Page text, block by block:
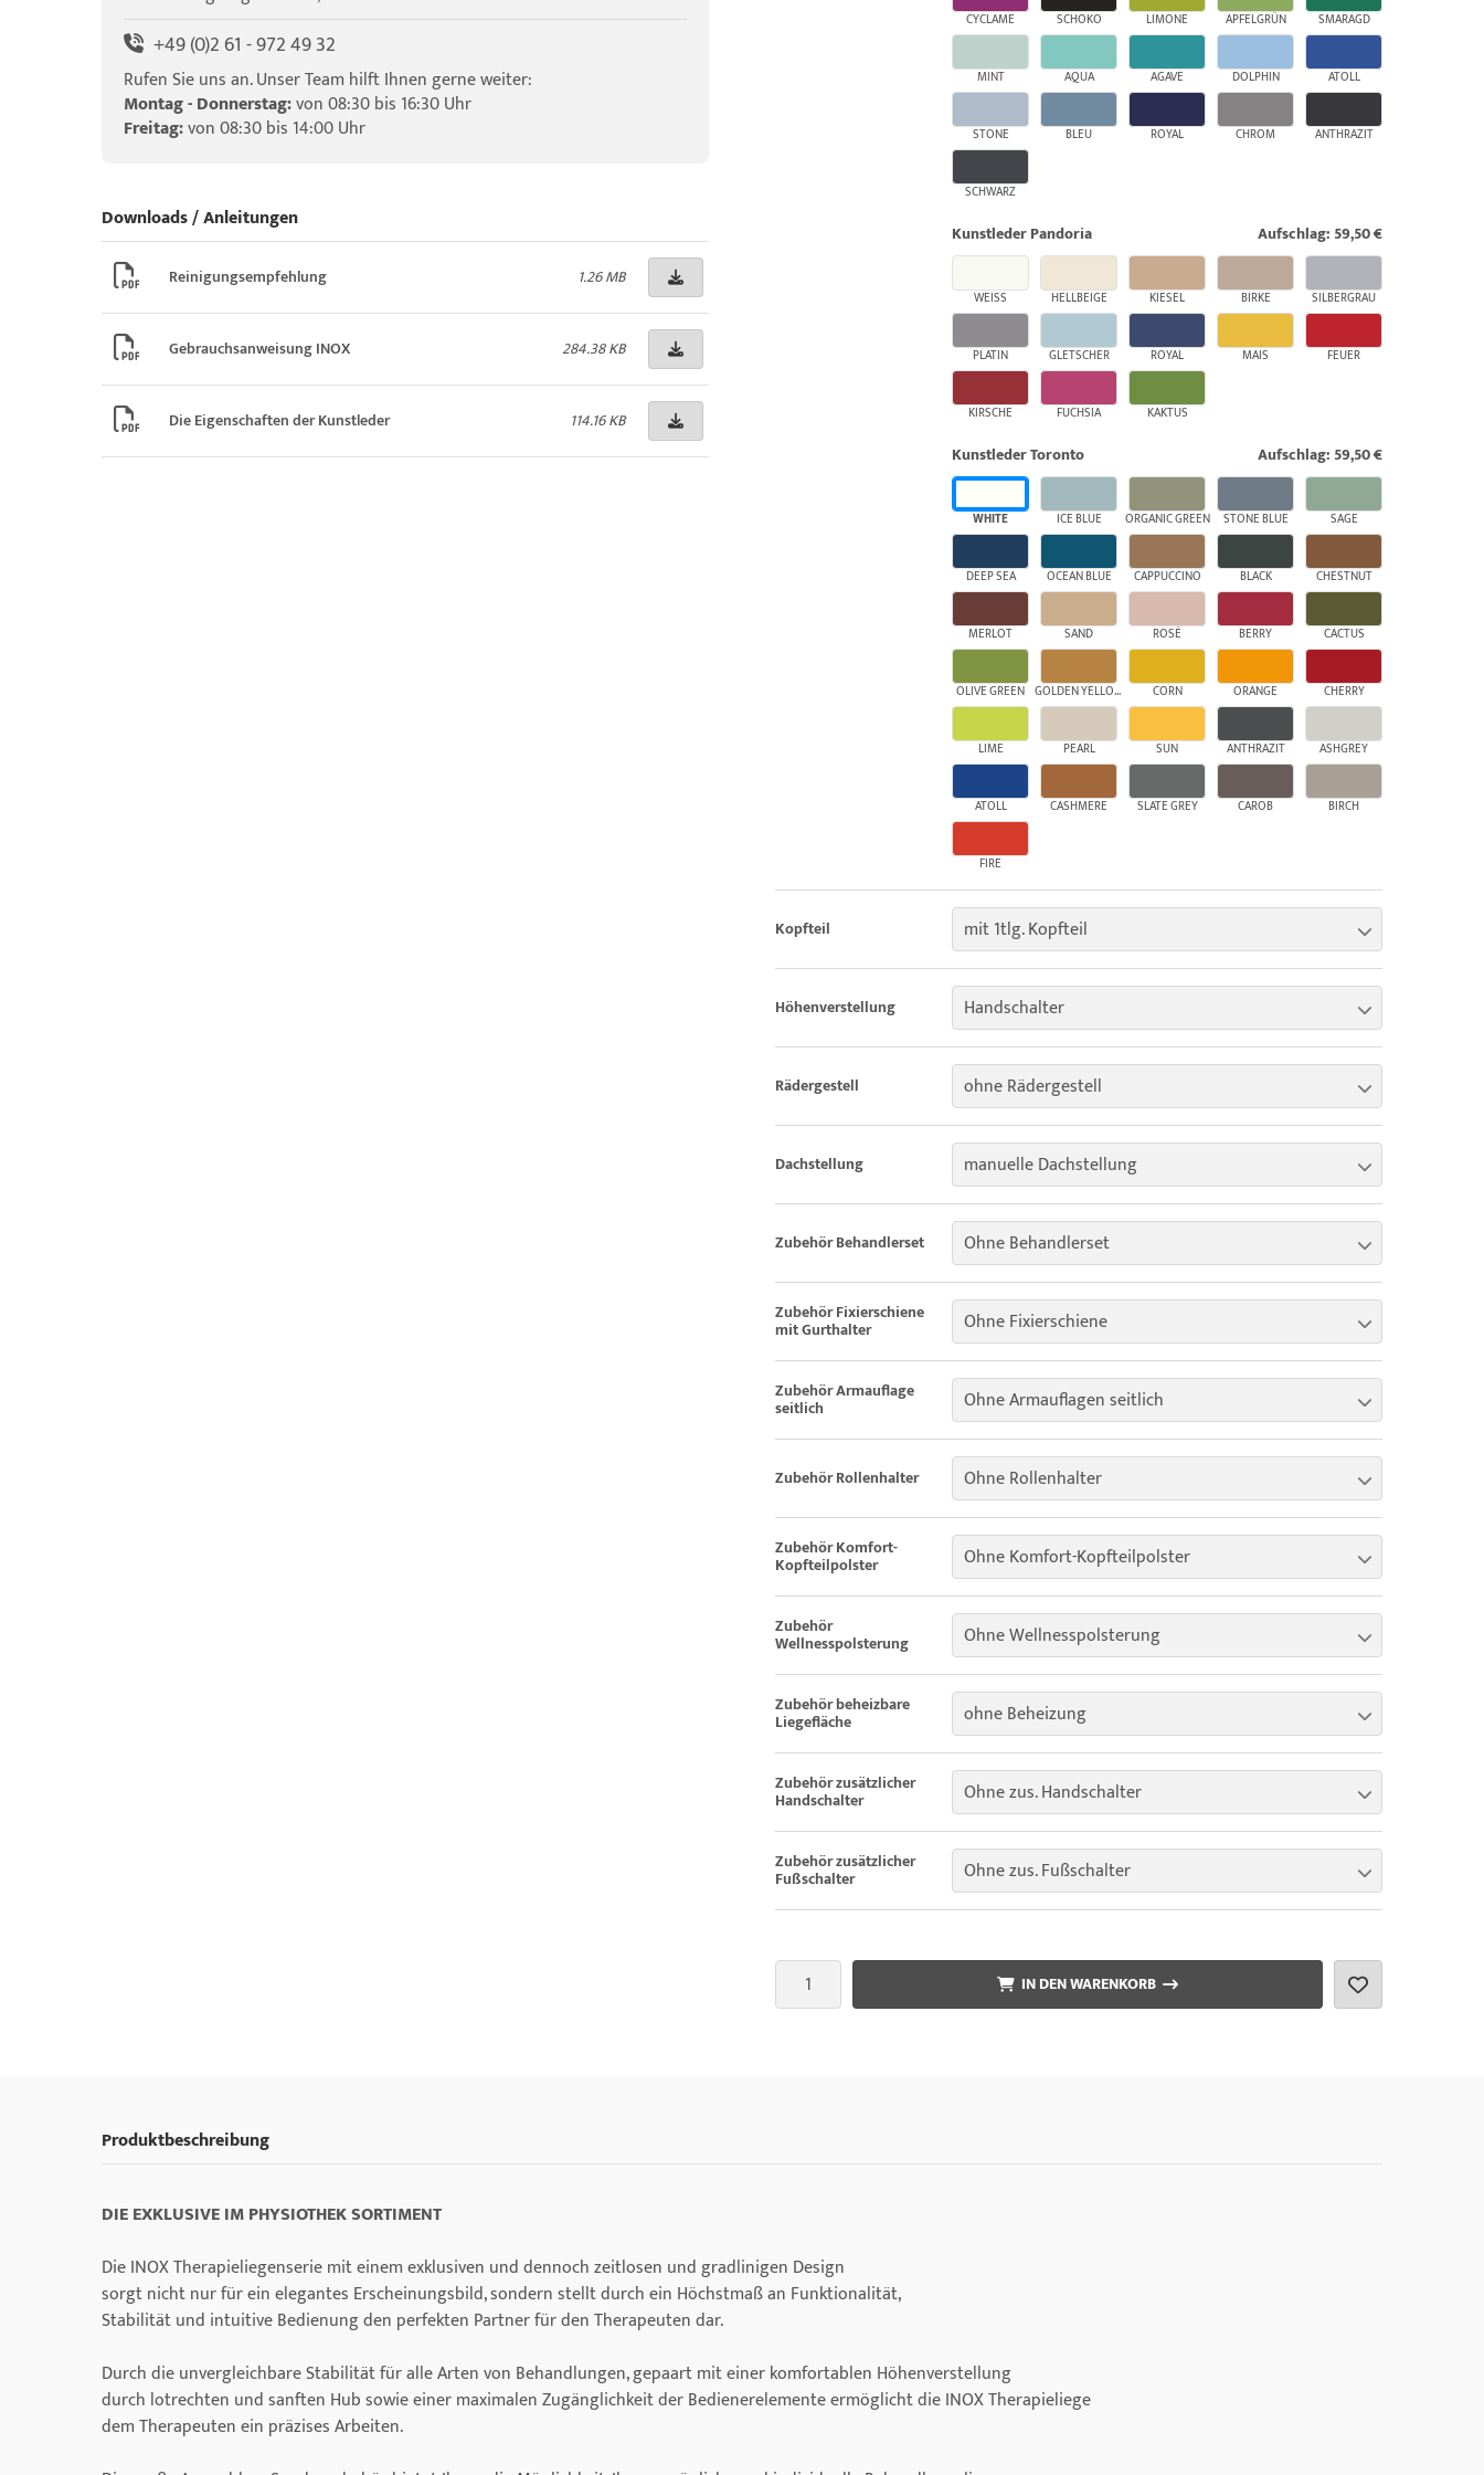
+49 (0)2 61 - 972 49 32
Rufen Sie uns an. Unser Team hilft Ihnen gerne weiter:
Montag - Donnerstag:von 08:30 bis 16:30 Uhr
Freitag:von 08:30 bis 14:00 Uhr
Downloads / Anleitungen
Reinigungsempfehlung 1.26 MB
Gebrauchsanweisung INOX 284.38 KB
Die Eigenschaften der Kunstleder 114.16 KB
CYCLAME SCHOKO LIMONE APFELGRÜN SMARAGD
MINT AQUA AGAVE DOLPHIN ATOLL
STONE BLEU ROYAL CHROM ANTHRAZIT
SCHWARZ
Kunstleder Pandoria Aufschlag: 59,50 €
WEISS HELLBEIGE KIESEL BIRKE SILBERGRAU
PLATIN GLETSCHER ROYAL MAIS FEUER
KIRSCHE FUCHSIA KAKTUS
Kunstleder Toronto Aufschlag: 59,50 €
WHITE ICE BLUE ORGANIC GREEN STONE BLUE SAGE
DEEP SEA OCEAN BLUE CAPPUCCINO BLACK CHESTNUT
MERLOT SAND ROSÉ BERRY CACTUS
OLIVE GREEN GOLDEN YELLOW CORN ORANGE CHERRY
LIME PEARL SUN ANTHRAZIT ASHGREY
ATOLL CASHMERE SLATE GREY CAROB BIRCH
FIRE
Kopfteil mit 1tlg. Kopfteil
Höhenverstellung Handschalter
Rädergestell ohne Rädergestell
Dachstellung manuelle Dachstellung
Zubehör Behandlerset Ohne Behandlerset
Zubehör Fixierschiene
mit Gurthalter Ohne Fixierschiene
Zubehör Armauflage
seitlich Ohne Armauflagen seitlich
Zubehör Rollenhalter Ohne Rollenhalter
Zubehör Komfort-
Kopfteilpolster Ohne Komfort-Kopfteilpolster
Zubehör
Wellnesspolsterung Ohne Wellnesspolsterung
Zubehör beheizbare
Liegefläche ohne Beheizung
Zubehör zusätzlicher
Handschalter Ohne zus. Handschalter
Zubehör zusätzlicher
Fußschalter Ohne zus. Fußschalter
IN DEN WARENKORB
Produktbeschreibung
DIE EXKLUSIVE IM PHYSIOTHEK SORTIMENT
Die INOX Therapieliegenserie mit einem exklusiven und dennoch zeitlosen und gradlinigen Design
sorgt nicht nur für ein elegantes Erscheinungsbild, sondern stellt durch ein Höchstmaß an Funktionalität,
Stabilität und intuitive Bedienung den perfekten Partner für den Therapeuten dar.
Durch die unvergleichbare Stabilität für alle Arten von Behandlungen, gepaart mit einer komfortablen Höhenverstellung
durch lotrechten und sanften Hub sowie einer maximalen Zugänglichkeit der Bedienerelemente ermöglicht die INOX Therapieliege
dem Therapeuten ein präzises Arbeiten.